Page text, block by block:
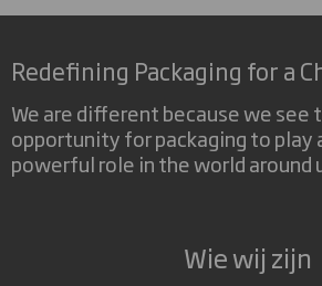
Redefining Packaging for a
We are different because we see
opportunity for packaging to play
powerful role in the world around
Wie wij zijn